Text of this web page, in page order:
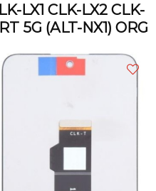
LX1 CLK-LX2 CLK-
5G (ALT-NX1) ORG